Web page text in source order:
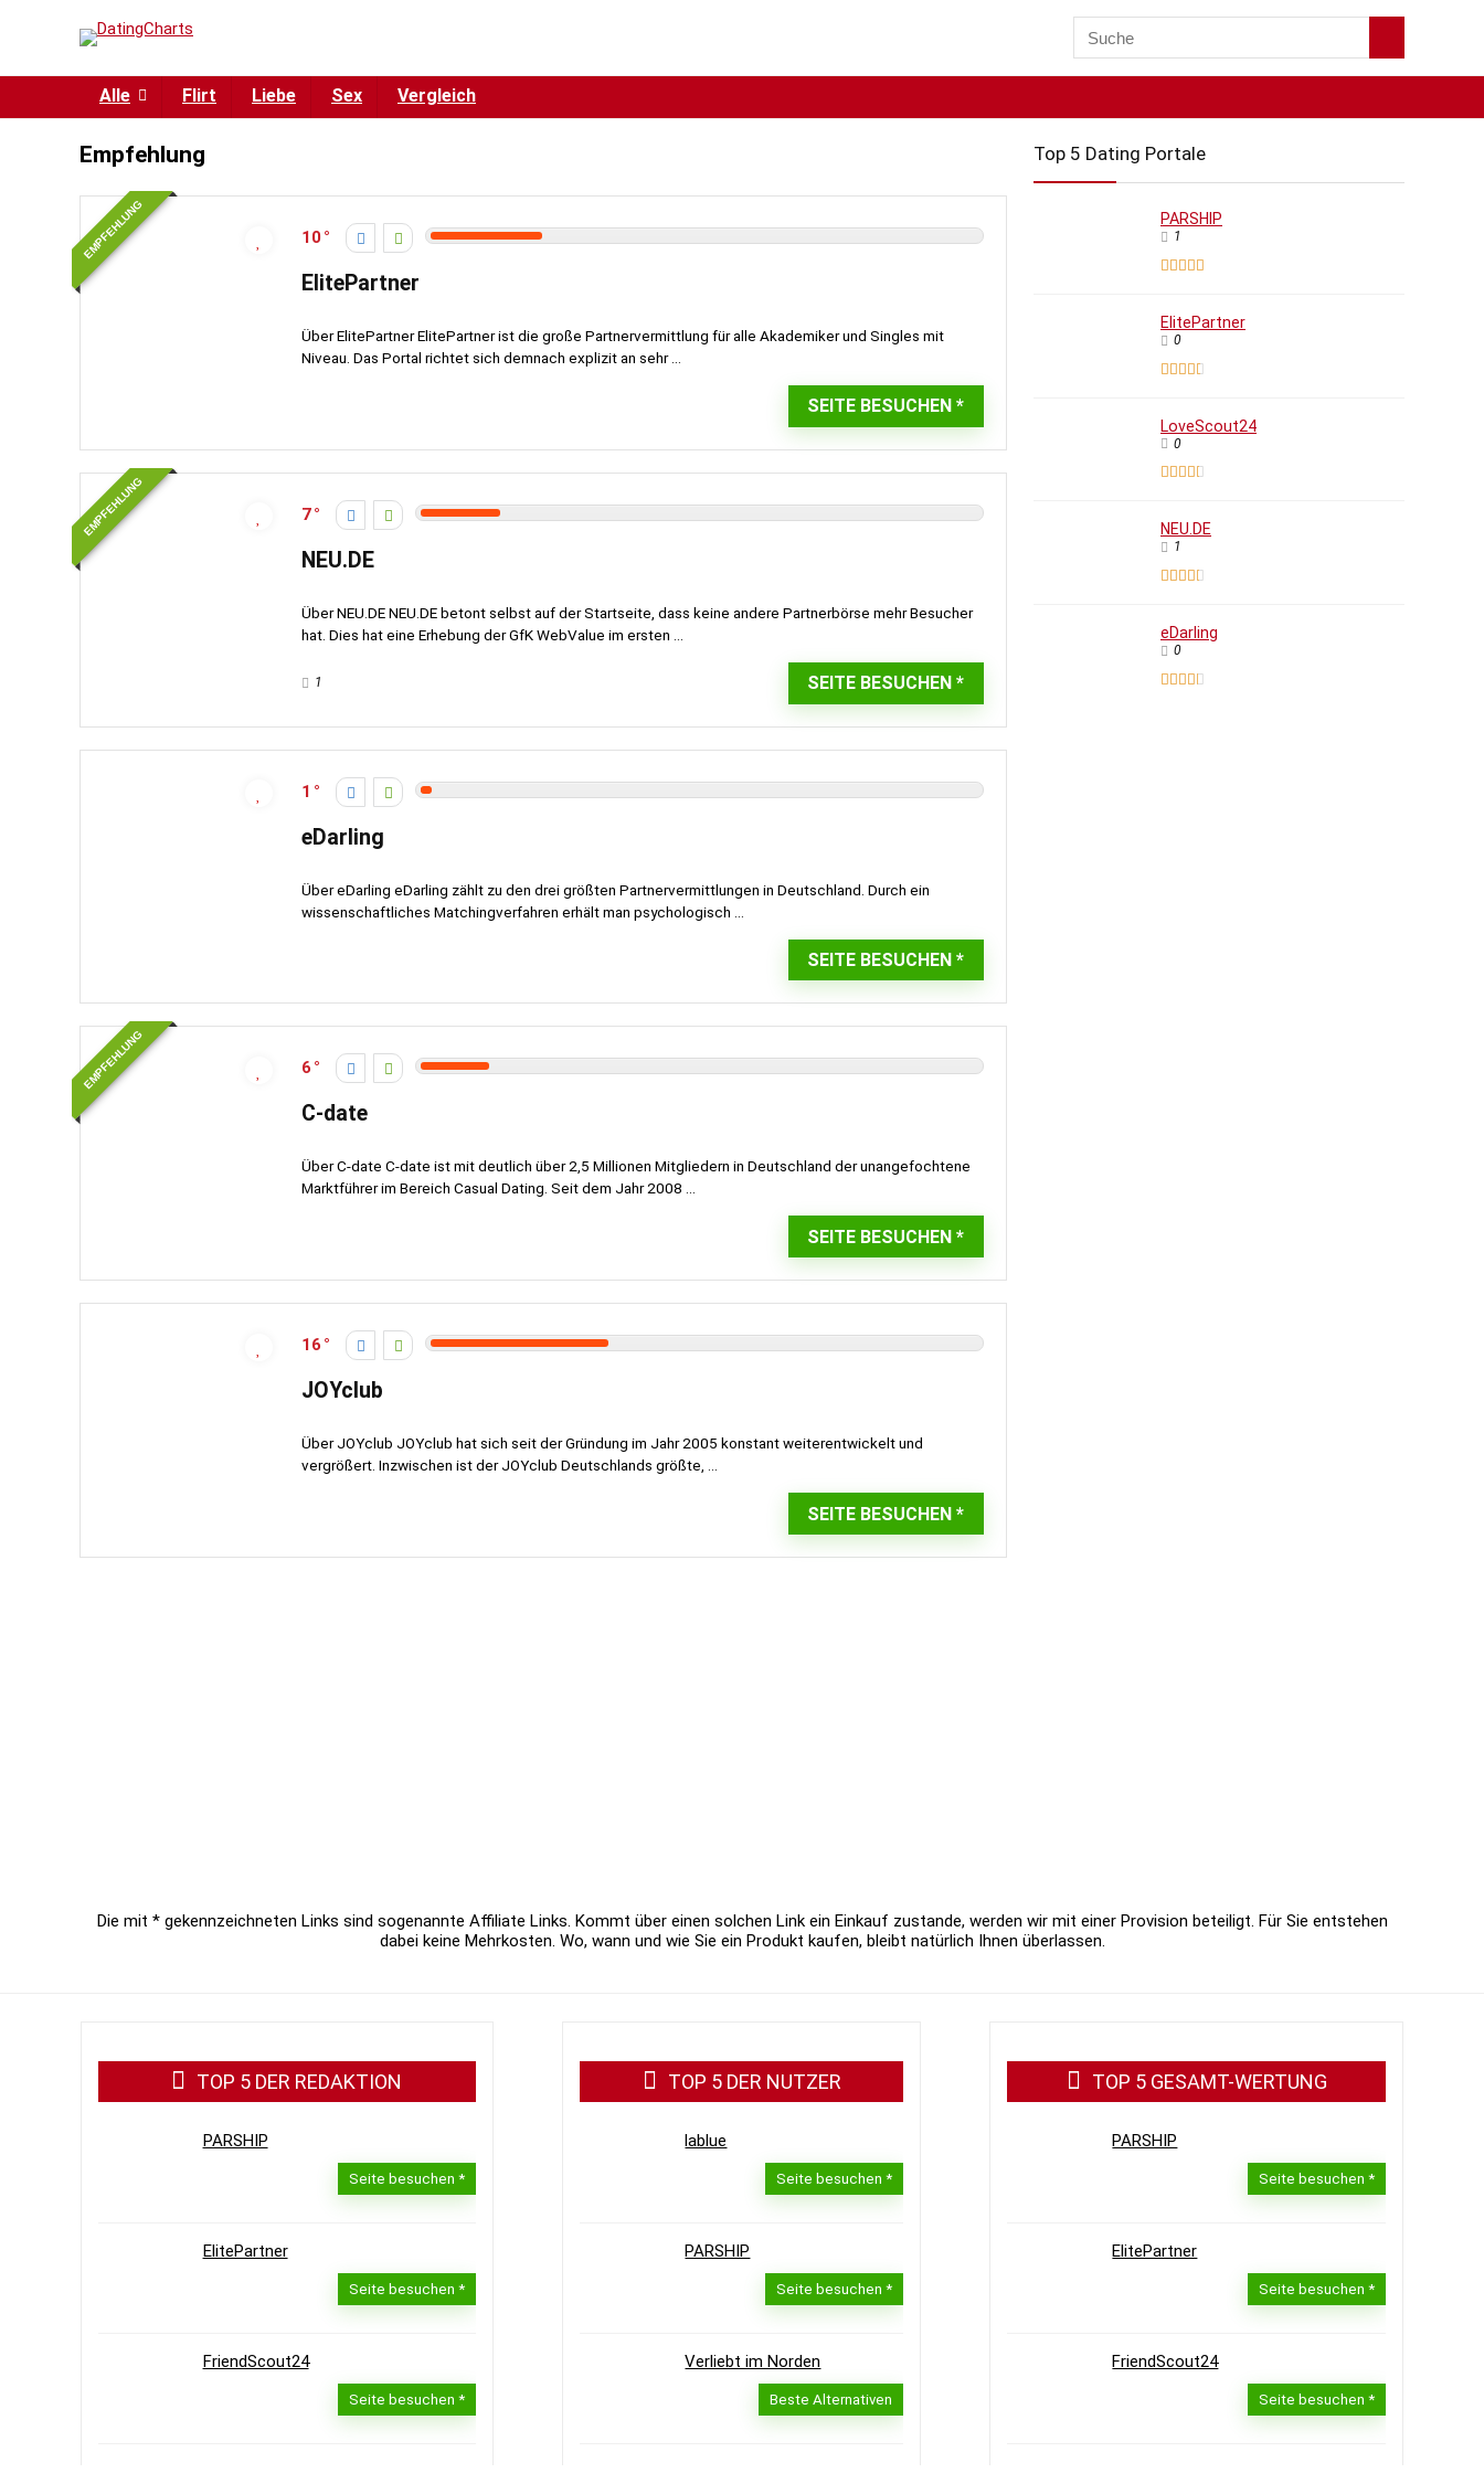
Alle Flirt Liebe Sex Vergleich
Empfehlung
EMPFEHLUNG 10
ElitePartner
Über ElitePartner ElitePartner ist die große Partnervermittlung für alle Akademiker und Singles mit
Niveau. Das Portal richtet sich demnach explizit an sehr ...
SEITE BESUCHEN
EMPFEHLUNG 7
NEU.DE
Über NEU.DE NEU.DE betont selbst auf der Startseite, dass keine andere Partnerbörse mehr Besucher
hat. Dies hat eine Erhebung der GfK WebValue im ersten ...
1 SEITE BESUCHEN
1
eDarling
Über eDarling eDarling zählt zu den drei größten Partnervermittlungen in Deutschland. Durch ein
wissenschaftliches Matchingverfahren erhält man psychologisch ...
SEITE BESUCHEN
EMPFEHLUNG 6
C-date
Über C-date C-date ist mit deutlich über 2,5 Millionen Mitgliedern in Deutschland der unangefochtene
Marktführer im Bereich Casual Dating. Seit dem Jahr 2008 ...
SEITE BESUCHEN
16
JOYclub
Über JOYclub JOYclub hat sich seit der Gründung im Jahr 2005 konstant weiterentwickelt und
vergrößert. Inzwischen ist der JOYclub Deutschlands größte, ...
SEITE BESUCHEN
Top 5 Dating Portale
PARSHIP
1
ElitePartner
0
LoveScout24
0
NEU.DE
1
eDarling
0
Die mit * gekennzeichneten Links sind sogenannte Affiliate Links. Kommt über einen solchen Link ein Einkauf zustande, werden wir mit einer Provision beteiligt. Für Sie entstehen
dabei keine Mehrkosten. Wo, wann und wie Sie ein Produkt kaufen, bleibt natürlich Ihnen überlassen.
TOP 5 DER REDAKTION
PARSHIP
Seite besuchen
ElitePartner
Seite besuchen
FriendScout24
Seite besuchen
TOP 5 DER NUTZER
lablue
Seite besuchen
PARSHIP
Seite besuchen
Verliebt im Norden
Beste Alternativen
TOP 5 GESAMT-WERTUNG
PARSHIP
Seite besuchen
ElitePartner
Seite besuchen
FriendScout24
Seite besuchen